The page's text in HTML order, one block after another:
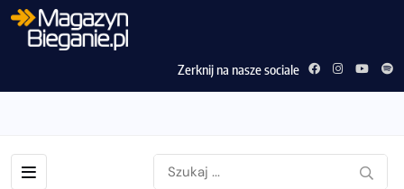
Zerknij na nasze sociale